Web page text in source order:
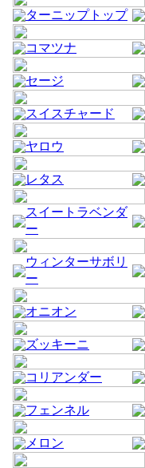
ターニップトップ
コマツナ
セージ
スイスチャード
ヤロウ
レタス
スイートラベンダ
ー
ウィンターサボリ
ー
オニオン
ズッキーニ
コリアンダー
フェンネル
メロン